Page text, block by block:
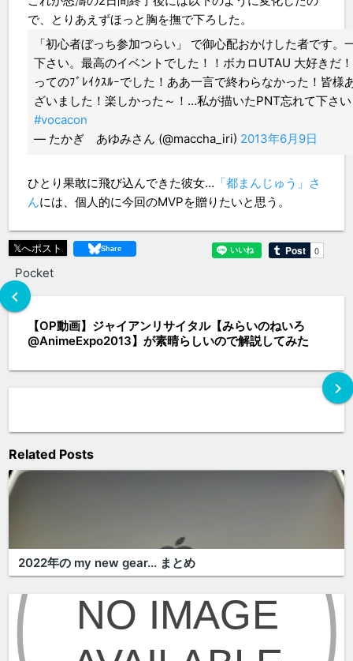
で、とりあえずほっと胸を撫で下ろした。
「初心者ぼっち参加つらい」 で御心配おかけした者です。
下さい。最高のイベントでした！！ボカロUTAU 大好きだ
ってのﾌﾞﾚｲｸｽﾙｰでした！ああ一言で終わらなかった！皆様
ざいました！楽しかった～！…私が描いたPNT忘れて下
#vocacon
— たかぎ あゆみさん (@maccha_iri) 2013年6月9日
ひとり果敢に飛び込んできた彼女… 「都まんじゅう」さ
んには、個人的に今回のMVPを贈りたいと思う。
𝕏へポスト
Pocket
chevron_left
【OP動画】ジャイアンリサイタル【みらいのねいろ
@AnimeExpo2013】が素晴らしいので解説してみた
chevron_right
Related Posts
2022年の my new gear... まとめ